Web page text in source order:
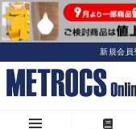
新規会員